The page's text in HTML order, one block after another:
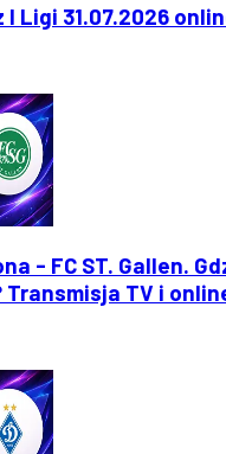
Ligi 31.07.2026
- FC ST. Gallen.
Transmisja TV i